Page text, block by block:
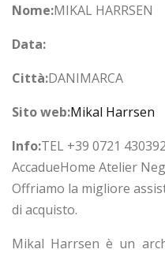
Nome:MIKAL HARRSEN
Data:
Città:DANIMARCA
Sito web:Mikal Harrsen
Info:TEL +39 0721 430392
AccadueHome Atelier
Offriamo la migliore
di acquisto.
Mikal Harrsen è un